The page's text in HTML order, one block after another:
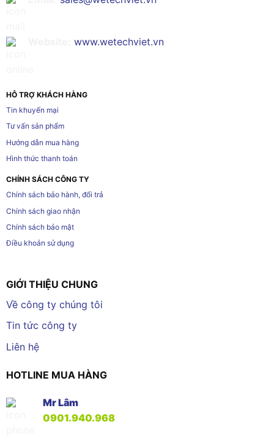
www.wetechviet.vn
HỖ TRỢ KHÁCH HÀNG
Tin khuyến mại
Tư vấn sản phẩm
Hướng dẫn mua hàng
Hình thức thanh toán
CHÍNH SÁCH CÔNG TY
Chính sách bảo hành, đổi trả
Chính sách giao nhận
Chính sách bảo mật
Điều khoản sử dụng
GIỚI THIỆU CHUNG
Về công ty chúng tôi
Tin tức công ty
Liên hệ
HOTLINE MUA HÀNG
Mr Lâm
0901.940.968